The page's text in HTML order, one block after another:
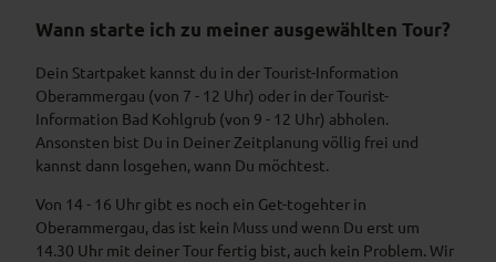
Wann starte ich zu meiner ausgewählten Tour?
Dein Startpaket kannst du in der Tourist-Information
Oberammergau (von 7 - 12 Uhr) oder in der Tourist-
Information Bad Kohlgrub (von 9 - 12 Uhr) abholen.
Ansonsten bist Du in Deiner Zeitplanung völlig frei und
kannst dann losgehen, wann Du möchtest.
Von 14 - 16 Uhr gibt es noch ein Get-togehter in
Oberammergau, das ist kein Muss und wenn Du erst um
14.30 Uhr mit deiner Tour fertig bist, auch kein Problem. Wir